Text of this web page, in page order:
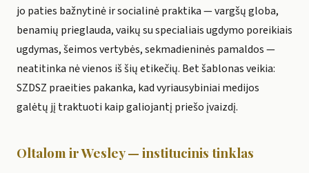
jo paties bažnytinė ir socialinė praktika — vargšų globa,
benamių prieglauda, vaikų su specialiais ugdymo poreikiais
ugdymas, šeimos vertybės, sekmadieninės pamaldos —
neatitinka nė vienos iš šių etikečių. Bet šablonas veikia:
SZDSZ praeities pakanka, kad vyriausybiniai medijos
galėtų jį traktuoti kaip galiojantį priešo įvaizdį.
Oltalom ir Wesley — institucinis tinklas